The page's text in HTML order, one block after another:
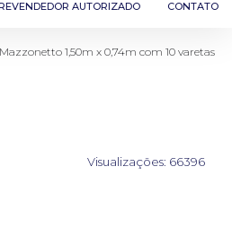
CONTATO
AUTORIZADO
1,50m x 0,74m com 10 varetas
Visualizações: 66396